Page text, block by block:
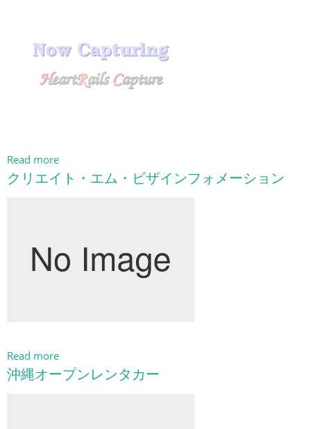
Read more
クリエイト・エム・ビザインフォメーション
Read more
沖縄オープンレンタカー